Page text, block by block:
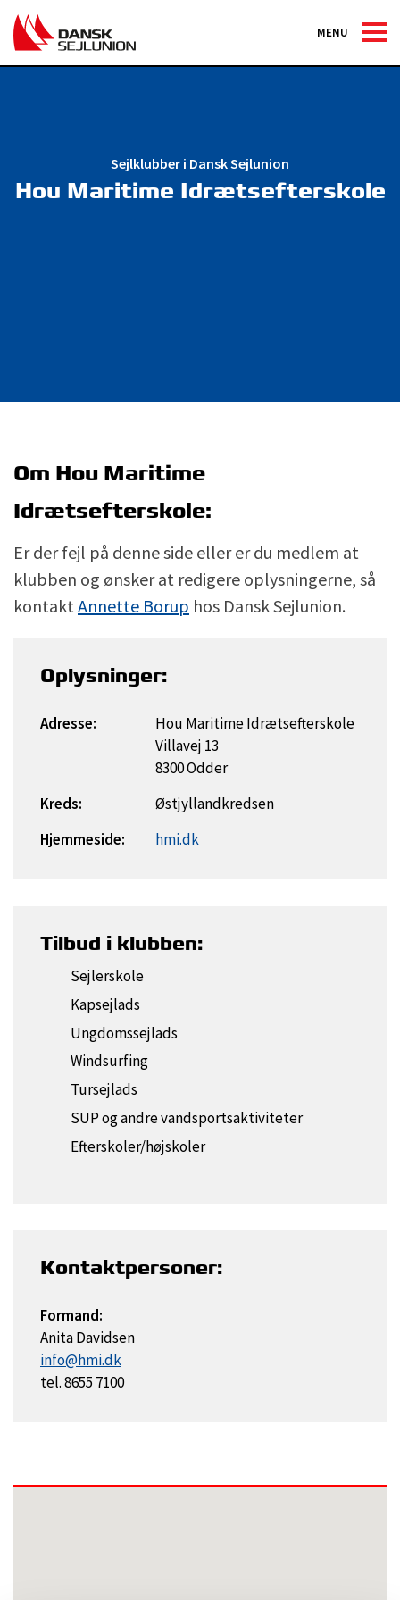
MENU
Sejlklubber i Dansk Sejlunion
Hou Maritime Idrætsefterskole
Om Hou Maritime
Idrætsefterskole:
Er der fejl på denne side eller er du medlem at
klubben og ønsker at redigere oplysningerne, så
kontaktAnnette Borup hos Dansk Sejlunion.
Oplysninger:
Adresse:
Hou Maritime Idrætsefterskole
Villavej 13
8300 Odder
Kreds:
Østjyllandkredsen
Hjemmeside:
hmi.dk
Tilbud i klubben:
Sejlerskole
Kapsejlads
Ungdomssejlads
Windsurfing
Tursejlads
SUP og andre vandsportsaktiviteter
Efterskoler/højskoler
Kontaktpersoner:
Formand:
Anita Davidsen
info@hmi.dk
tel. 8655 7100